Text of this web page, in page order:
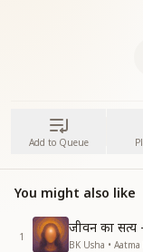
Add to Queue
You might also like
1
जीवन का सत्य
BK Usha • Aatma